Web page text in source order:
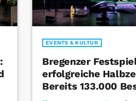
EVENTS & KULTUR
Bregenzer
erfolgreiche
Bereits 133.000